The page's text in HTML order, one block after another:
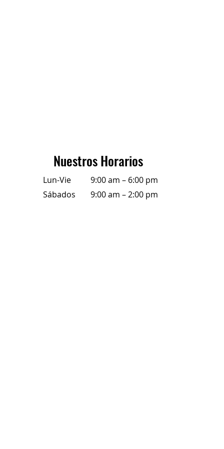
Nuestros Horarios
Lun-Vie
9:00 am – 6:00 pm
Sábados
9:00 am – 2:00 pm